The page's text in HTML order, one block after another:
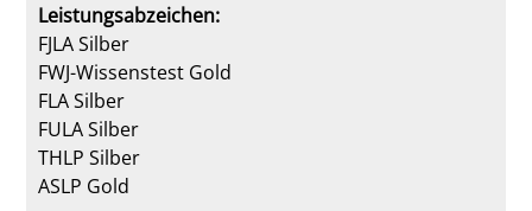
Leistungsabzeichen:
FJLA Silber
FWJ-Wissenstest Gold
FLA Silber
FULA Silber
THLP Silber
ASLP Gold